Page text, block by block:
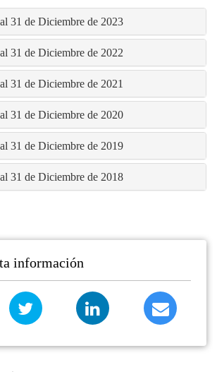
31 de Diciembre de 2023
31 de Diciembre de 2022
31 de Diciembre de 2021
31 de Diciembre de 2020
31 de Diciembre de 2019
31 de Diciembre de 2018
información